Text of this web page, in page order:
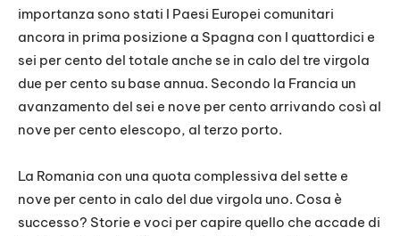
importanza sono stati I Paesi Europei comunitari
ancora in prima posizione a Spagna con I quattordici e
sei per cento del totale anche se in calo del tre virgola
due per cento su base annua. Secondo la Francia un
avanzamento del sei e nove per cento arrivando così al
nove per cento elescopo, al terzo porto.
La Romania con una quota complessiva del sette e
nove per cento in calo del due virgola uno. Cosa è
successo? Storie e voci per capire quello che accade di